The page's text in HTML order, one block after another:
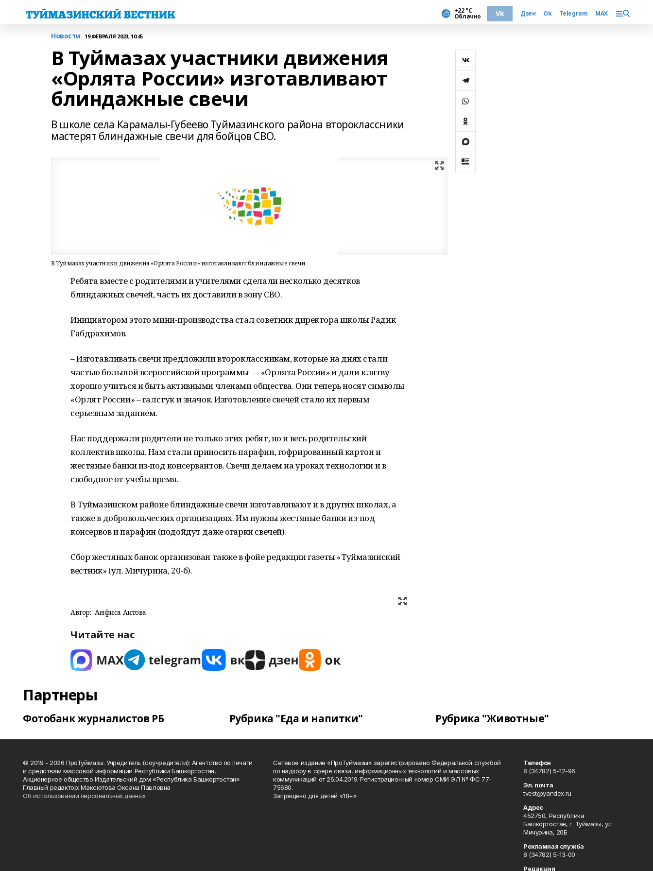
+22 °С
Облачно Vk Дзен Ok Telegram MAX
Новости 19 ФЕВРАЛЯ 2023, 10:45
В Туймазах участники движения
«Орлята России» изготавливают
блиндажные свечи
В школе села Карамалы-Губеево Туймазинского района второклассники
мастерят блиндажные свечи для бойцов СВО.
В Туймазах участники движения «Орлята России» изготавливают блиндажные свечи
Ребята вместе с родителями и учителями сделали несколько десятков
блиндажных свечей, часть их доставили в зону СВО.
Инициатором этого мини-производства стал советник директора школы Радик
Габдрахимов.
– Изготавливать свечи предложили второклассникам, которые на днях стали
частью большой всероссийской программы — «Орлята России» и дали клятву
хорошо учиться и быть активными членами общества. Они теперь носят символы
«Орлят России» – галстук и значок. Изготовление свечей стало их первым
серьезным заданием.
Нас поддержали родители не только этих ребят, но и весь родительский
коллектив школы. Нам стали приносить парафин, гофрированный картон и
жестяные банки из-под консервантов. Свечи делаем на уроках технологии и в
свободное от учебы время.
В Туймазинском районе блиндажные свечи изготавливают и в других школах, а
также в добровольческих организациях. Им нужны жестяные банки из-под
консервов и парафин (подойдут даже огарки свечей).
Сбор жестяных банок организован также в фойе редакции газеты «Туймазинский
вестник» (ул. Мичурина, 20-б).
Автор: Анфиса Аитова
Читайте нас
Партнеры
Фотобанк журналистов РБ Рубрика "Еда и напитки" Рубрика "Животные"
© 2019 - 2026 ПроТуймазы. Учредитель (соучредители): Агентство по печати
и средствам массовой информации Республики Башкортостан,
Акционерное общество Издательский дом «Республика Башкортостан»
Главный редактор: Максютова Оксана Павловна
Об использовании персональных данных
Сетевое издание «ПроТуймазы» зарегистрировано Федеральной службой
по надзору в сфере связи, информационных технологий и массовых
коммуникаций от 26.04.2019. Регистрационный номер СМИ ЭЛ № ФС 77-
75680.
Запрещено для детей «18+»
Телефон
8 (34782) 5-12-96
Эл. почта
tvest@yandex.ru
Адрес
452750, Республика
Башкортостан, г. Туймазы, ул.
Мичурина, 20Б
Рекламная служба
8 (34782) 5-13-00
Редакция